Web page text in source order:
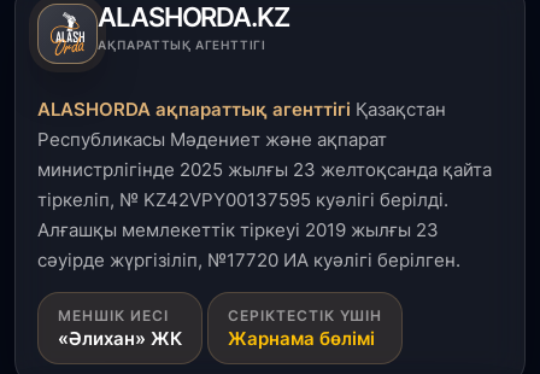
3 тамыз, 2026
Қызылордада 300 орындық аурухана,
салынып жатыр
1 тамыз, 2026
Кинопоиск Қазақстан азаматтарының ең
танымал онлайн-кинотеатрына айналды
31 шілде, 2026
Ақмола облысындағы кездесуде кәсіпкерлер мен
ұстаздар «Әділет» партиясына өз ұсыныстарын
айтты
ALASHORDA.KZ
АҚПАРАТТЫҚ АГЕНТТІГІ
ALASHORDA ақпараттық агенттігі Қазақстан
Республикасы Мәдениет және ақпарат
министрлігінде 2025 жылғы 23 желтоқсанда қайта
тіркеліп, № KZ42VPY00137595 куәлігі берілді.
Алғашқы мемлекеттік тіркеуі 2019 жылғы 23
сәуірде жүргізіліп, №17720 ИА куәлігі берілген.
МЕНШІК ИЕСІ
«Әлихан» ЖК
СЕРІКТЕСТІК ҮШІН
Жарнама бөлімі